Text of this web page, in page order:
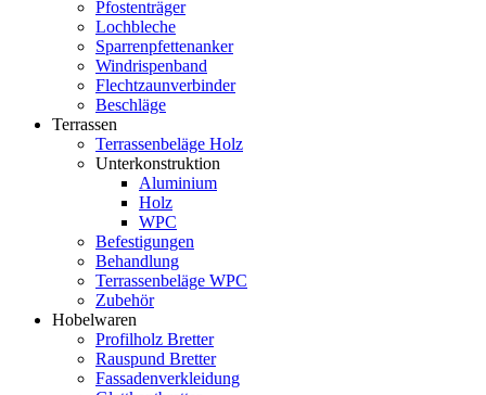
Pfostenträger
Lochbleche
Sparrenpfettenanker
Windrispenband
Flechtzaunverbinder
Beschläge
Terrassen
Terrassenbeläge Holz
Unterkonstruktion
Aluminium
Holz
WPC
Befestigungen
Behandlung
Terrassenbeläge WPC
Zubehör
Hobelwaren
Profilholz Bretter
Rauspund Bretter
Fassadenverkleidung